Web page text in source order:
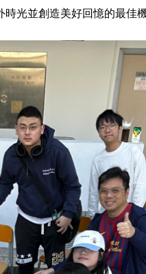
光並創造美好回憶的最佳